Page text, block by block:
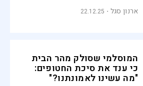
ארנון סגל 22.12.25
המוסלמי שסולק מהר הבית
כי ענד את סיכת החטופים:
"מה עשינו לאמונתנו?"